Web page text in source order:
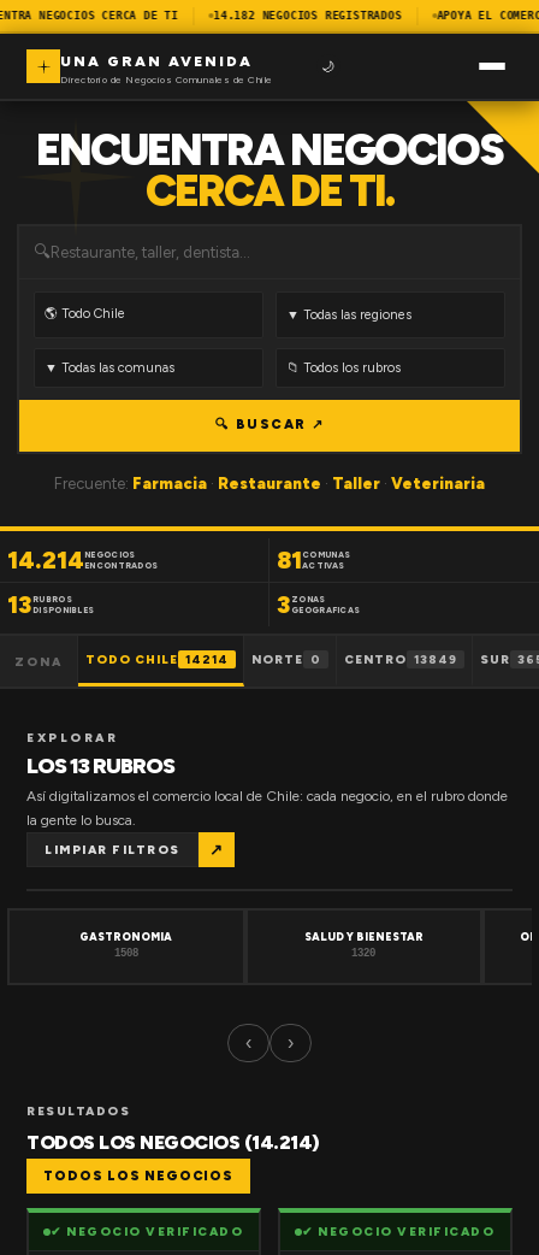
NEGOCIOS CERCA DE TI 14.182 NEGOCIOS REGISTRADOS APOYA EL
UNA GRAN AVENIDA
Directorio de Negocios Comunales de Chile
🌙
ENCUENTRA NEGOCIOS
CERCA DE TI.
🔍
🔍 BUSCAR ↗
Frecuente: Farmacia · Restaurante · Taller · Veterinaria
14.214NEGOCIOS
ENCONTRADOS
81 COMUNAS
ACTIVAS
13RUBROS
DISPONIBLES
3 ZONAS
GEOGRAFICAS
ZONA TODO CHILE 14214 NORTE 0 CENTRO 13849 SUR
EXPLORAR
LOS 13 RUBROS
Así digitalizamos el comercio local de Chile: cada negocio, en el rubro donde
la gente lo busca.
LIMPIAR FILTROS ↗
GASTRONOMIA
1508
SALUD Y BIENESTAR
1320
‹ ›
RESULTADOS
TODOS LOS NEGOCIOS (14.214)
TODOS LOS NEGOCIOS
✔ NEGOCIO VERIFICADO ✔ NEGOCIO VERIFICADO